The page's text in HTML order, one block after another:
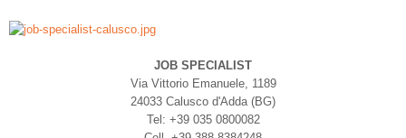
JOB SPECIALIST
Via Vittorio Emanuele, 1189
24033 Calusco d'Adda (BG)
Tel: +39 035 0800082